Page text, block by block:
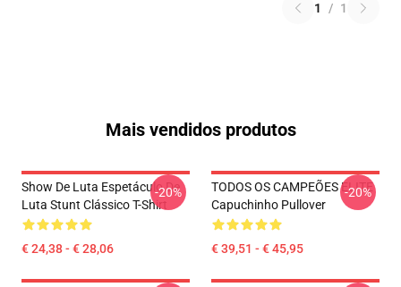
1 / 1
Mais vendidos produtos
Show De Luta Espetáculo De
Luta Stunt Clássico T-Shirt
€ 24,38 - € 28,06
-20%
TODOS OS CAMPEÕES ELITE
Capuchinho Pullover
€ 39,51 - € 45,95
-20%